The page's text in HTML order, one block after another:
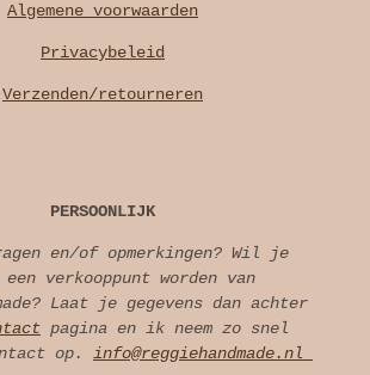
Algemene voorwaarden
Privacybeleid
Verzenden/retourneren
PERSOONLIJK
en/of opmerkingen? Wil je
een verkooppunt worden van
Laat je gegevens dan achter
pagina en ik neem zo snel
op. info@reggiehandmade.nl